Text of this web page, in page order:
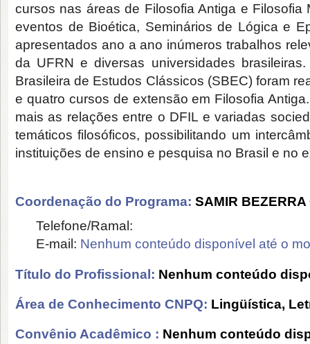
cursos nas áreas de Filosofia Antiga e Filosofia
eventos de Bioética, Seminários de Lógica e
apresentados ano a ano inúmeros trabalhos
da UFRN e diversas universidades
Brasileira de Estudos Clássicos (SBEC) foram
e quatro cursos de extensão em Filosofia
mais as relações entre o DFIL e variadas
temáticos filosóficos, possibilitando um
instituições de ensino e pesquisa no Brasil e no
Coordenação do Programa: SAMIR BEZERRA
Telefone/Ramal:
E-mail: Nenhum conteúdo disponível até o
Título do Profissional: Nenhum conteúdo
Área de Conhecimento CNPQ: Lingüística,
Convênio Acadêmico : Nenhum conteúdo